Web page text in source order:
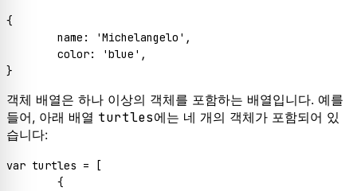
{
	name
: 'Michelangelo' ,
	color
: 'blue' ,
}
객체 배열은 하나 이상의 객체를 포함하는 배열입니다. 예를
들어, 아래 배열 turtles에는 네 개의 객체가 포함되어 있
습니다:
var turtles = [